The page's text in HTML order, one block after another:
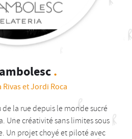
.
et Jordi Roca
la rue depuis le monde sucré
Une créativité sans limites sous
Un projet choyé et piloté avec